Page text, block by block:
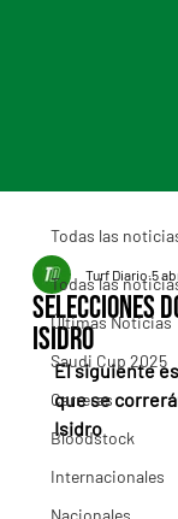
Todas las
Últimas Noticias
Saudi Cup 2025
Carreras
Bloodstock
Internacionales
Nacionales
Todas las
Selecciones
Isidro
Turf Diario 5
El siguiente
que se
Isidro